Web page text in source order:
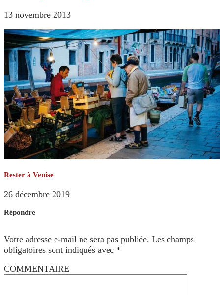
13 novembre 2013
Rester à Venise
26 décembre 2019
Répondre
Votre adresse e-mail ne sera pas publiée. Les champs
obligatoires sont indiqués avec *
COMMENTAIRE